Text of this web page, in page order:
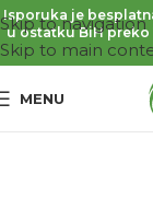
Skip to navigation
Skip to main
Isporuka je
u ostatku BiH preko
MENU